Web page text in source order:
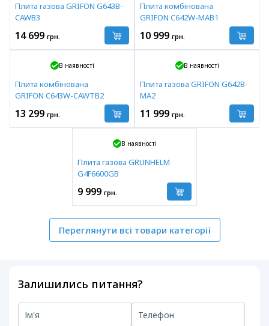
Плита газова GRIFON G643B-
CAWB3
14 699 грн.
Плита комбінована
GRIFON C642W-MAB1
10 999 грн.
В наявності
Плита комбінована
GRIFON C643W-CAWTB2
13 299 грн.
В наявності
Плита газова GRIFON G642B-
MA2
11 999 грн.
В наявності
Плита газова GRUNHELM
G4F6600GB
9 999 грн.
Переглянути всі товари категорії
Залишились питання?